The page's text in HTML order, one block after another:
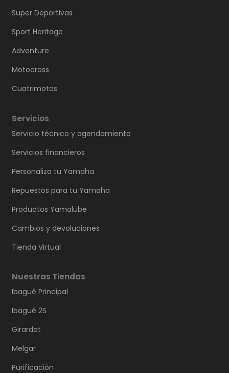
Super Deportivas
Sport Heritage
Adventure
Motocross
Cuatrimotos
Servicios
Servicio técnico y agendamiento
Servicios financieros
Personaliza tu Yamaha
Repuestos para tu Yamaha
Productos Yamalube
Cambios y devoluciones
Tienda Virtual
Nuestras Tiendas
Ibagué Principal
Ibagué 2S
Girardot
Melgar
Purificación